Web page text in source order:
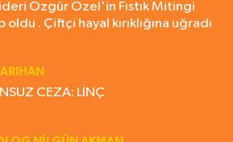
Özgür Özel'in Fıstık Mitingi
oldu . Çiftçi hayal kırıklığına uğradı
CEZA: LİNÇ